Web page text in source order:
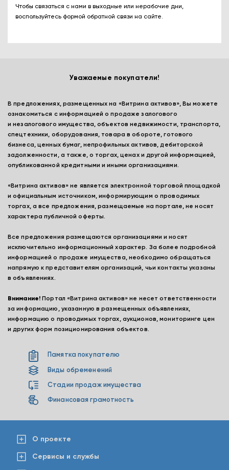
Чтобы связаться с нами в выходные или нерабочие дни,
воспользуйтесь формой обратной связи на сайте.
Уважаемые покупатели!
В предложениях, размещенных на «Витрина активов», Вы можете
ознакомиться с информацией о продаже залогового
и незалогового имущества, объектов недвижимости, транспорта,
спецтехники, оборудования, товара в обороте, готового
бизнеса, ценных бумаг, непрофильных активов, дебиторской
задолженности, а также, о торгах, ценах и другой информацией,
опубликованной кредитными и иными организациями.
«Витрина активов» не является электронной торговой площадкой
и официальным источником, информирующим о проводимых
торгах, а все предложения, размещаемые на портале, не носят
характера публичной оферты.
Все предложения размещаются организациями и носят
исключительно информационный характер. За более подробной
информацией о продаже имущества, необходимо обращаться
напрямую к представителям организаций, чьи контакты указаны
в объявлениях.
Внимание! Портал «Витрина активов» не несет ответственности
за информацию, указанную в размещенных объявлениях,
информацию о проводимых торгах, аукционов, мониторинге цен
и других форм позиционирования объектов.
Памятка покупателю
Виды обременений
Стадии продаж имущества
Финансовая грамотность
О проекте
Сервисы и службы